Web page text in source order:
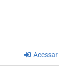
Acessar